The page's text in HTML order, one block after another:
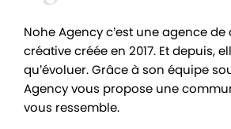
Nohe Agency c’est une agence
créative créée en 2017. Et depuis,
qu’évoluer. Grâce à son équipe
Agency vous propose une
vous ressemble.